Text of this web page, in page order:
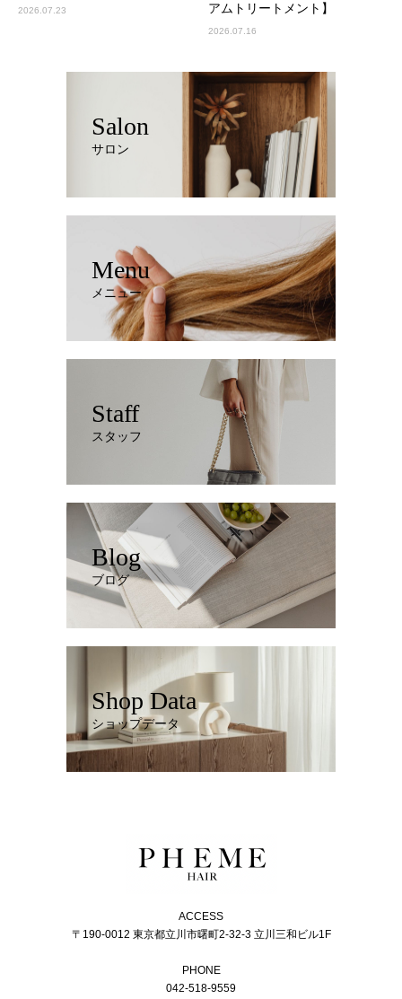
2026.07.23
アムトリートメント】
2026.07.16
Salon
サロン
Menu
メニュー
Staff
スタッフ
Blog
ブログ
Shop Data
ショップデータ
ACCESS
〒190-0012 東京都立川市曙町2-32-3 立川三和ビル1F
PHONE
042-518-9559